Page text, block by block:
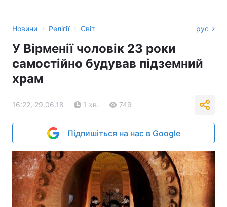
Новини › Релігії › Світ рус
У Вірменії чоловік 23 роки
самостійно будував підземний
храм
16:22, 29.06.18 1 хв. 749
Підпишіться на нас в Google